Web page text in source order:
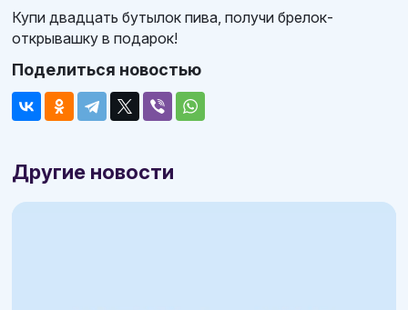
Купи двадцать бутылок пива, получи брелок-
открывашку в подарок!
Поделиться новостью
Другие новости